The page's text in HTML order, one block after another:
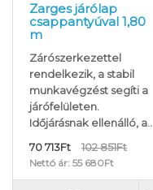
Zarges járólap
csappantyúval 1,80
m
Zárószerkezettel
rendelkezik, a stabil
munkavégzést segíti a
járófelületen.
Időjárásnak ellenálló, a..
70 713Ft
102 851Ft
Nettó ár: 55 680Ft